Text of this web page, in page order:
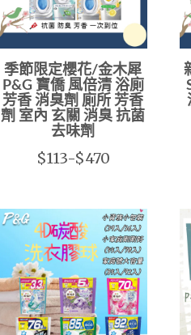
季節限定櫻花/金木犀
P&G 寶僑 風倍清 浴廁
芳香 消臭劑 廁所 芳香
劑 室內 玄關 消臭 抗菌
去味劑
$113-$470